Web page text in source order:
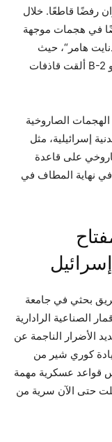
رفضًا قاطعًا. خلال
في هجمات موجهة
هامر“، حيث
ألقت قاذفات B-2 قنابل قادرة على اختراق المخابئ على فوردو
الصاروخية
إسرائيلية، مثل
على قاعدة
في نهاية المطاف في
بحثي في جامعة
الصناعية الرادارية
الأضرار الناجمة عن
كوري شير من
قواعد عسكرية مهمة
حتى الآن سرية من